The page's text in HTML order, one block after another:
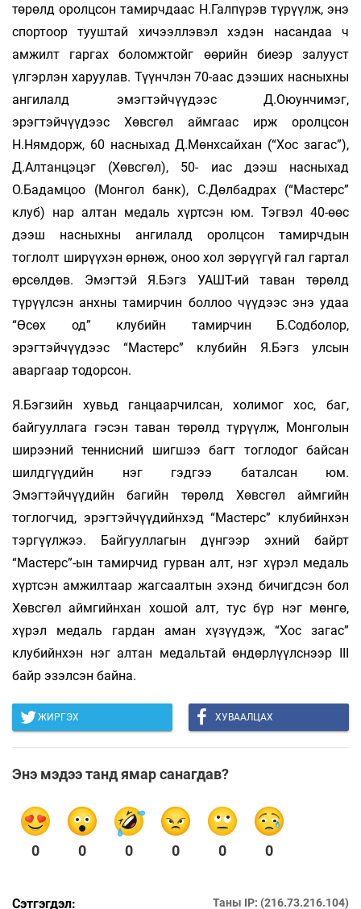
төрөлд оролцсон тамирчдаас Н.Галпүрэв түрүүлж, энэ
спортоор тууштай хичээллэвэл хэдэн насандаа ч
амжилт гаргах боломжтойг өөрийн биеэр залууст
үлгэрлэн харуулав. Түүнчлэн 70-аас дээших насныхны
ангилалд эмэгтэйчүүдээс Д.Оюунчимэг,
эрэгтэйчүүдээс Хөвсгөл аймгаас ирж оролцсон
Н.Нямдорж, 60 насныхад Д.Мөнхсайхан (“Хос загас”),
Д.Алтанцэцэг (Хөвсгөл), 50- иас дээш насныхад
О.Бадамцоо (Монгол банк), С.Дөлбадрах (“Мастерс”
клуб) нар алтан медаль хүртсэн юм. Тэгвэл 40-өөс
дээш насныхны ангилалд оролцсон тамирчдын
тоглолт ширүүхэн өрнөж, оноо хол зөрүүгүй гал гартал
өрсөлдөв. Эмэгтэй Я.Бэгз УАШТ-ий таван төрөлд
түрүүлсэн анхны тамирчин боллоо чүүдээс энэ удаа
“Өсөх од” клубийн тамирчин Б.Содболор,
эрэгтэйчүүдээс “Мастерс” клубийн Я.Бэгз улсын
аваргаар тодорсон.
Я.Бэгзийн хувьд ганцаарчилсан, холимог хос, баг,
байгууллага гэсэн таван төрөлд түрүүлж, Монголын
ширээний теннисний шигшээ багт тоглодог байсан
шилдгүүдийн нэг гэдгээ баталсан юм.
Эмэгтэйчүүдийн багийн төрөлд Хөвсгөл аймгийн
тоглогчид, эрэгтэйчүүдийнхэд “Мастерс” клубийнхэн
тэргүүлжээ. Байгууллагын дүнгээр эхний байрт
“Мастерс”-ын тамирчид гурван алт, нэг хүрэл медаль
хүртсэн амжилтаар жагсаалтын эхэнд бичигдсэн бол
Хөвсгөл аймгийнхан хошой алт, тус бүр нэг мөнгө,
хүрэл медаль гардан аман хүзүүдэж, “Хос загас”
клубийнхэн нэг алтан медальтай өндөрлүүлснээр III
байр эзэлсэн байна.
ЖИРГЭХ ХУВААЛЦАХ
Энэ мэдээ танд ямар санагдав?
0 0 0 0 0 0
Сэтгэгдэл: Таны IP: (216.73.216.104)